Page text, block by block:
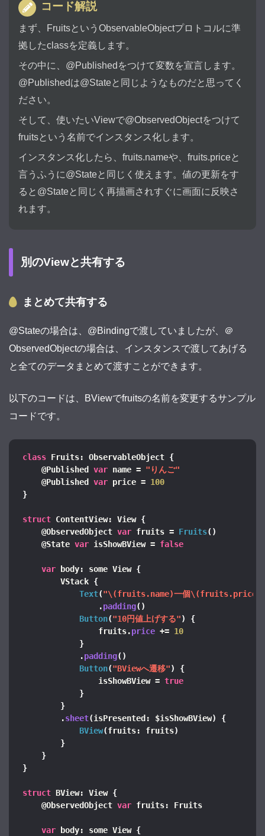
コード解説
まず、FruitsというObservableObjectプロトコルに準
拠したclassを定義します。
その中に、@Publishedをつけて変数を宣言します。
@Publishedは@Stateと同じようなものだと思ってく
ださい。
そして、使いたいViewで@ObservedObjectをつけて
fruitsという名前でインスタンス化します。
インスタンス化したら、fruits.nameや、fruits.priceと
言うふうに@Stateと同じく使えます。値の更新をす
ると@Stateと同じく再描画されすぐに画面に反映さ
れます。
別のViewと共有する
まとめて共有する
@Stateの場合は、@Bindingで渡していましたが、＠
ObservedObjectの場合は、インスタンスで渡してあげる
と全てのデータまとめて渡すことができます。
以下のコードは、BViewでfruitsの名前を変更するサンプル
コードです。
class Fruits: ObservableObject {
    @Published
var name = "りんご"
    @Published
var price = 100
}
struct ContentView: View {
    @ObservedObject
var fruits = Fruits()
    @State
var isShowBView = false
var body: some View {
        VStack
{
Text("\(fruits.name)一個\(fruits.price)
                .
padding()
Button("10円値上げする")
{
                fruits.
price += 10
}
            .
padding()
Button("BViewへ遷移")
{
                isShowBView =
true
}
}
        .
sheet(isPresented: $isShowBView)
{
BView(fruits: fruits)
}
}
}
struct BView: View {
    @ObservedObject
var fruits: Fruits
var body: some View {